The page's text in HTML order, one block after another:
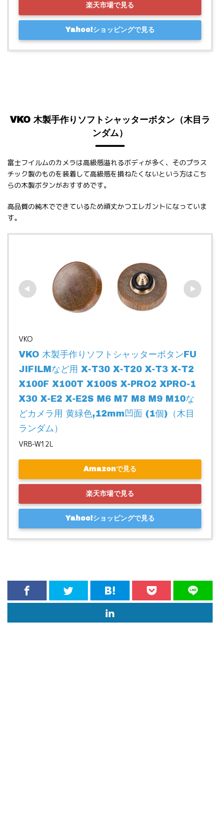
楽天市場で見る
Yahoo!ショッピングで見る
VKO 木製手作りソフトシャッターボタン（木目ラ
ンダム）
富士フイルムのカメラは高級感溢れるボディが多く、そのプラス
チック製のものを装着して高級感を損ねたくないという方はこち
らの木製ボタンがおすすめです。
高品質の純木でできているため頑丈かつエレガントになっていま
す。
VKO
VKO 木製手作りソフトシャッターボタンFU
JIFILMなど用 X-T30 X-T20 X-T3 X-T2
X100F X100T X100S X-PRO2 XPRO-1
X30 X-E2 X-E2S M6 M7 M8 M9 M10な
どカメラ用 黄緑色,12mm凹面 (1個)（木目
ランダム）
VRB-W12L
Amazonで見る
楽天市場で見る
Yahoo!ショッピングで見る